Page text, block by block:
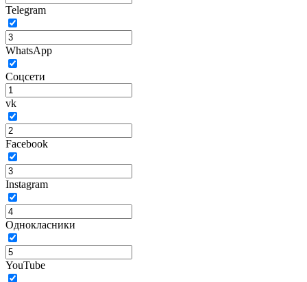
Telegram
WhatsApp
Соцсети
vk
Facebook
Instagram
Однокласники
YouTube